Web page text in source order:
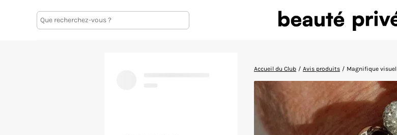
Accueil du Club / Avis produits / Magnifique visuel